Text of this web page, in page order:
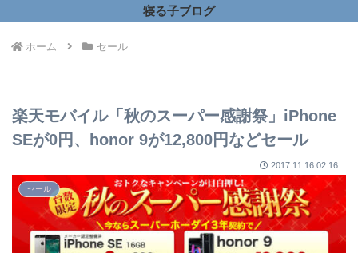
寝る子ブログ
ホーム セール
楽天モバイル「秋のスーパー感謝祭」iPhone
SEが0円、honor 9が12,800円などセール
2017.11.16 02:16
セール